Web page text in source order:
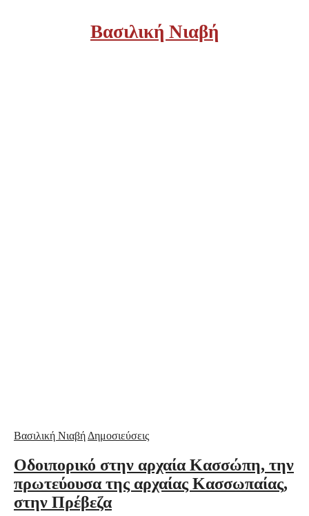
Βασιλική Νιαβή
Βασιλική Νιαβή Δημοσιεύσεις
Οδοιπορικό στην αρχαία Κασσώπη, την
πρωτεύουσα της αρχαίας Κασσωπαίας,
στην Πρέβεζα